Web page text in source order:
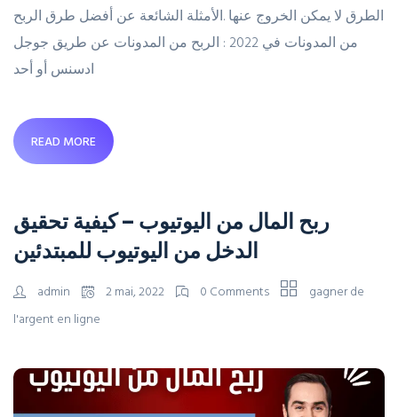
الطرق لا يمكن الخروج عنها .الأمثلة الشائعة عن أفضل طرق الربح
من المدونات في 2022 : الربح من المدونات عن طريق جوجل
ادسنس أو أحد
READ MORE
ربح المال من اليوتيوب – كيفية تحقيق
الدخل من اليوتيوب للمبتدئين
admin 2 mai, 2022 0 Comments
gagner de
l'argent en ligne